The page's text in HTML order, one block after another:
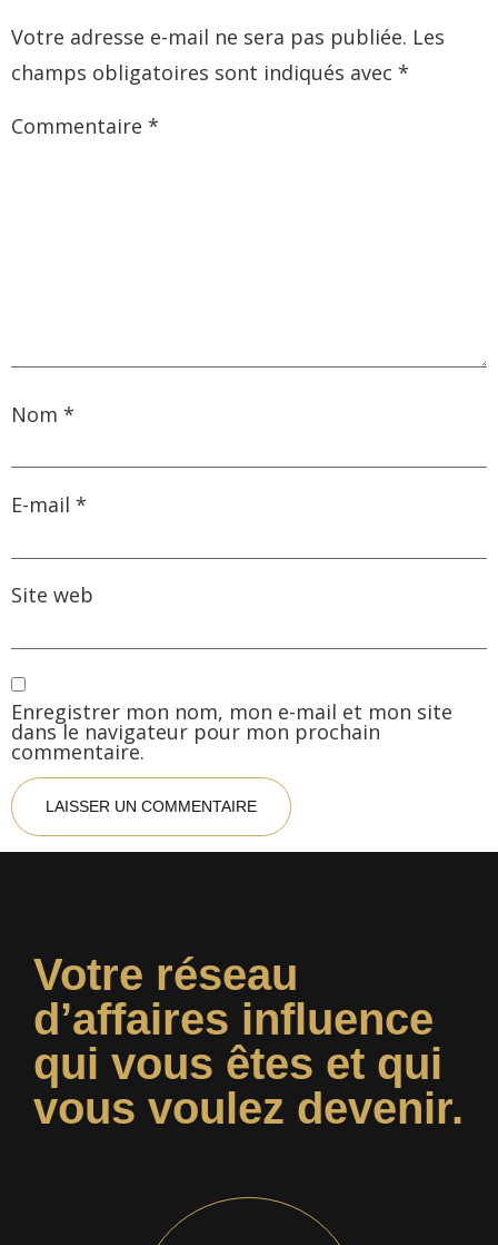
Votre adresse e-mail ne sera pas publiée. Les
champs obligatoires sont indiqués avec *
Commentaire *
Nom *
E-mail *
Site web
Enregistrer mon nom, mon e-mail et mon site
dans le navigateur pour mon prochain
commentaire.
Votre réseau
d’affaires influence
qui vous êtes et qui
vous voulez devenir.